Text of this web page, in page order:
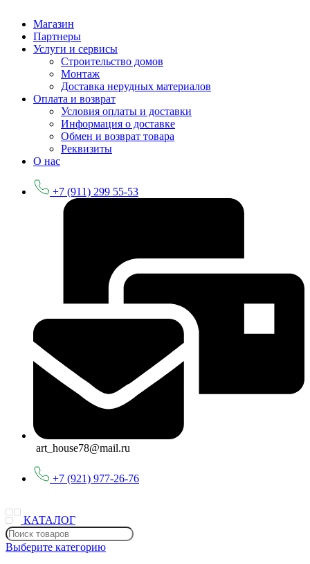
Магазин
Партнеры
Услуги и сервисы
Строительство домов
Монтаж
Доставка нерудных материалов
Оплата и возврат
Условия оплаты и доставки
Информация о доставке
Обмен и возврат товара
Реквизиты
О нас
+7 (911) 299 55-53
art_house78@mail.ru
+7 (921) 977-26-76
КАТАЛОГ
Выберите категорию